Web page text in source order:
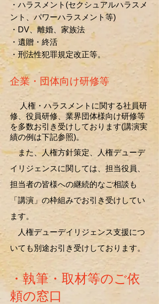
・ハラスメント(セクシュアルハラスメ
ント、パワーハラスメント等)
・DV、離婚、家族法
・遺贈・終活
・刑法性犯罪規定改正等。
企業・団体向け研修等
人権・ハラスメントに関する社員研
修、役員研修、業界団体様向け研修等
を多数お引き受けしております(講演実
績の例は下記参照)。
また、人権方針策定、人権デューデ
イリジェンスに関しては、 担当役員、
担当者の皆様への継続的なご相談も
「講演」の枠組みでお引き受けしてい
ます。
人権デューデイリジェンス支援につ
いても別途お引き受けしております。
・執筆・取材等のご依
頼の窓口